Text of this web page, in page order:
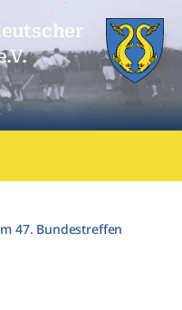
47. Bundestreffen